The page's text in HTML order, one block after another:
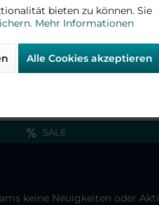
SALE
keine Neuigkeiten oder
Aktiv
bieten zu können. Sie
Mehr Informationen
Alle Cookies akzeptieren